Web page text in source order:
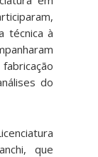
técnica à
do
que